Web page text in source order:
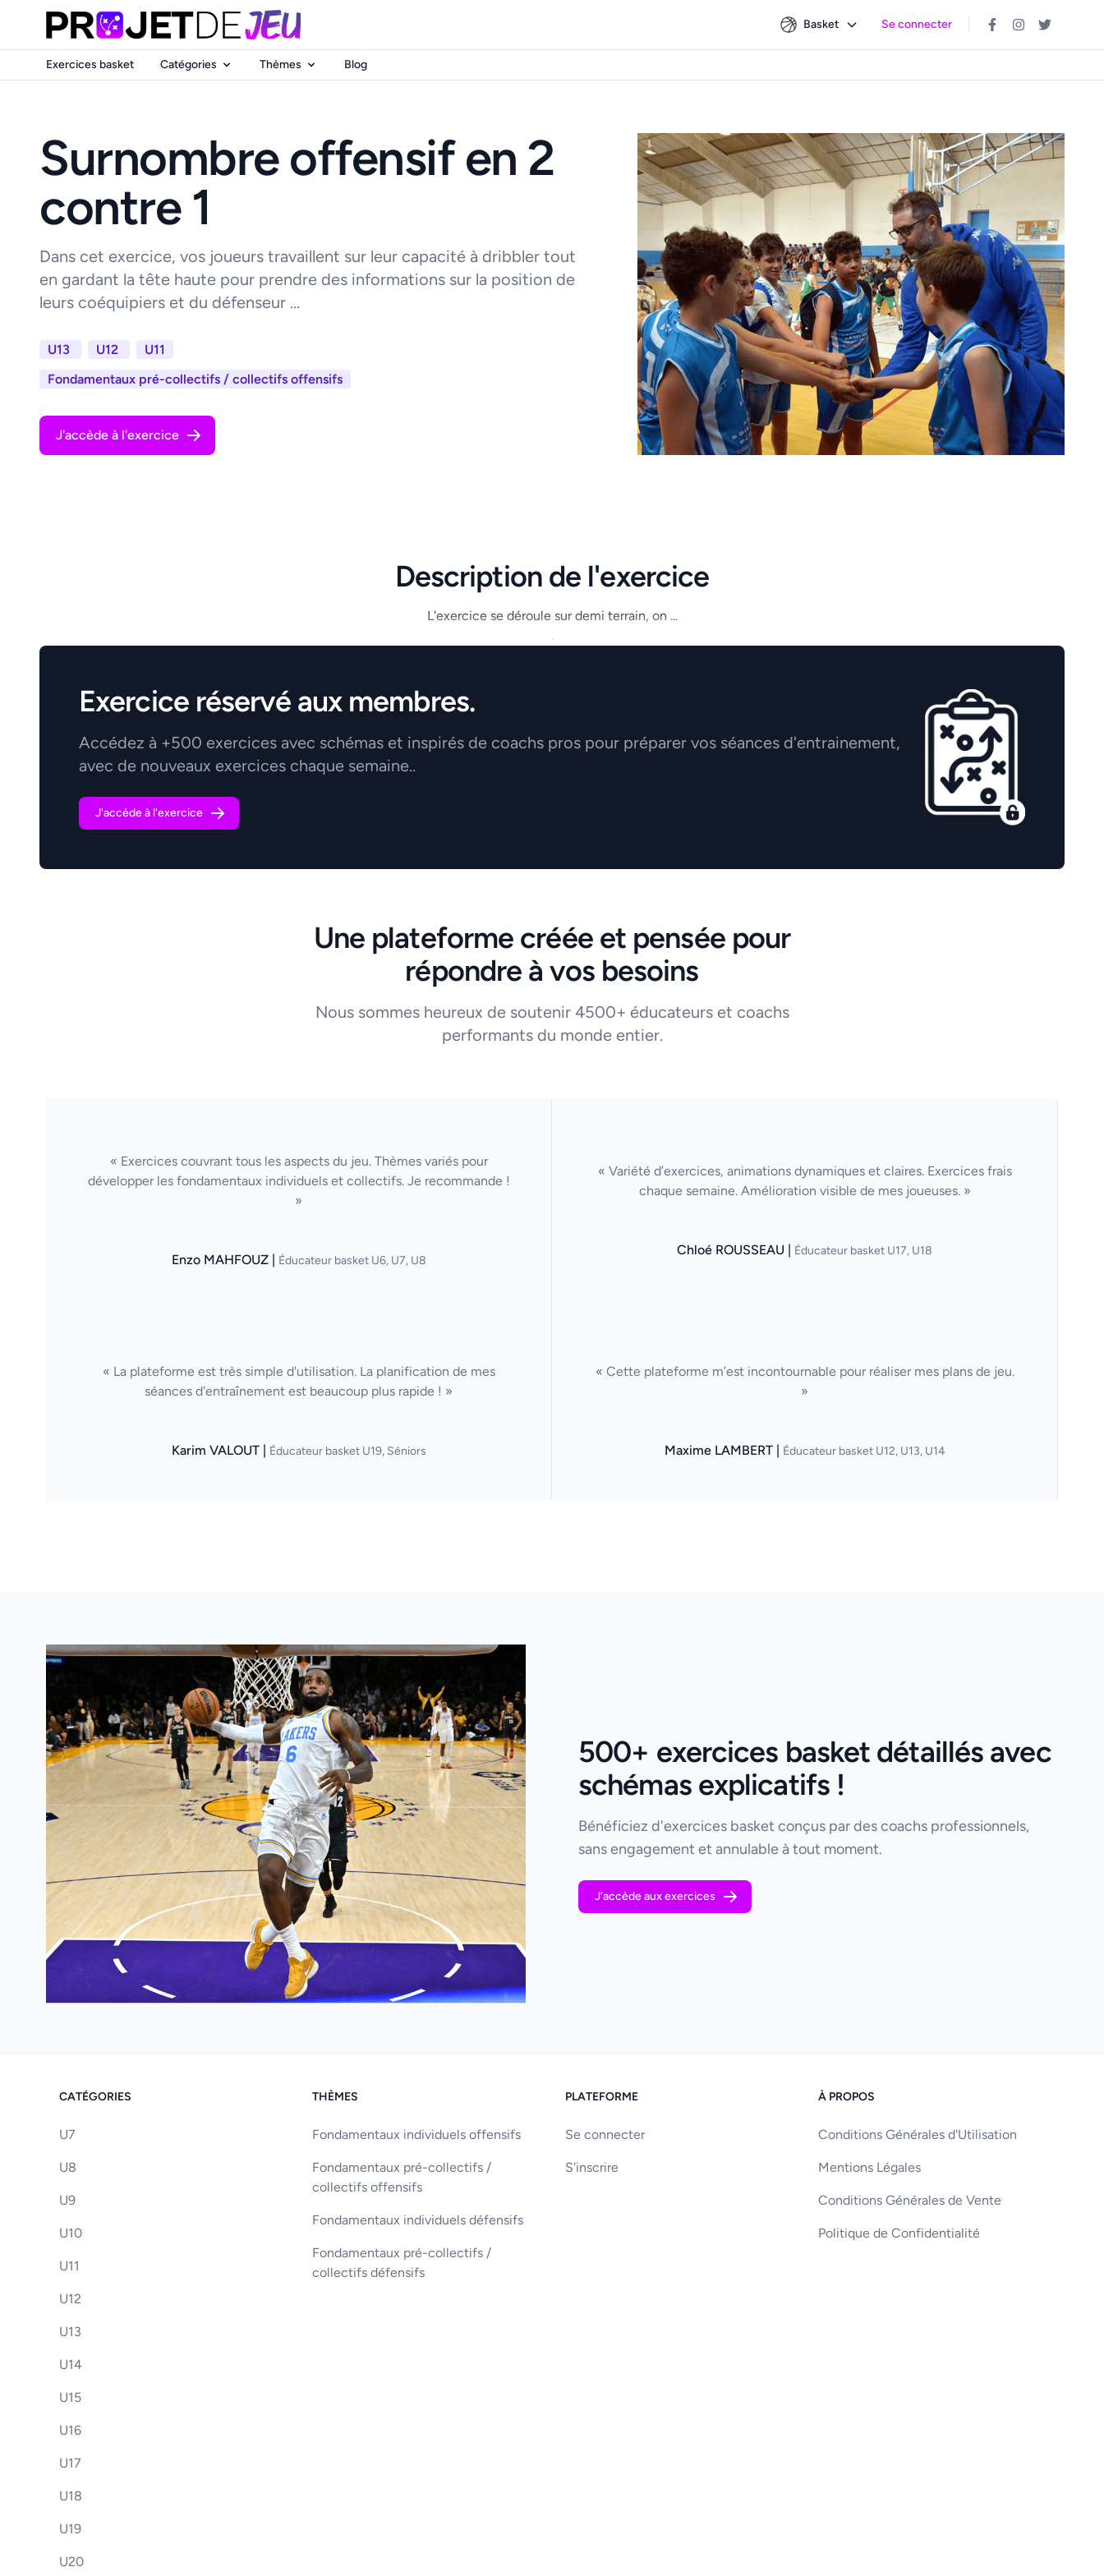
Basket Se connecter
Exercices basket Catégories Thèmes Blog
Surnombre offensif en 2
contre 1
Dans cet exercice, vos joueurs travaillent sur leur capacité à dribbler tout
en gardant la tête haute pour prendre des informations sur la position de
leurs coéquipiers et du défenseur ...
U13 U12
U11
Fondamentaux pré-collectifs / collectifs offensifs
J'accède à l'exercice
Description de l'exercice
L'exercice se déroule sur demi terrain, on ...
.
Exercice réservé aux membres.
Accédez à +500 exercices avec schémas et inspirés de coachs pros pour préparer vos séances d'entrainement,
avec de nouveaux exercices chaque semaine..
J'accède à l'exercice
Une plateforme créée et pensée pour
répondre à vos besoins
Nous sommes heureux de soutenir 4500+ éducateurs et coachs
performants du monde entier.
« Exercices couvrant tous les aspects du jeu. Thèmes variés pour
développer les fondamentaux individuels et collectifs. Je recommande !
»
Enzo MAHFOUZ | Éducateur basket U6, U7, U8
« Variété d’exercices, animations dynamiques et claires. Exercices frais
chaque semaine. Amélioration visible de mes joueuses. »
Chloé ROUSSEAU | Éducateur basket U17, U18
« La plateforme est très simple d'utilisation. La planification de mes
séances d'entraînement est beaucoup plus rapide ! »
Karim VALOUT | Éducateur basket U19, Séniors
« Cette plateforme m’est incontournable pour réaliser mes plans de jeu.
»
Maxime LAMBERT | Éducateur basket U12, U13, U14
500+ exercices basket détaillés avec
schémas explicatifs !
Bénéficiez d'exercices basket conçus par des coachs professionnels,
sans engagement et annulable à tout moment.
J'accède aux exercices
CATÉGORIES
U7
U8
U9
U10
U11
U12
U13
U14
U15
U16
U17
U18
U19
U20
THÈMES
Fondamentaux individuels offensifs
Fondamentaux pré-collectifs /
collectifs offensifs
Fondamentaux individuels défensifs
Fondamentaux pré-collectifs /
collectifs défensifs
PLATEFORME
Se connecter
S'inscrire
À PROPOS
Conditions Générales d'Utilisation
Mentions Légales
Conditions Générales de Vente
Politique de Confidentialité